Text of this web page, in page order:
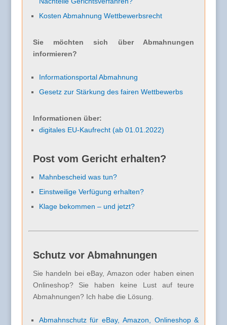
Kosten Abmahnung Wettbewerbsrecht
Sie möchten sich über Abmahnungen
informieren?
Informationsportal Abmahnung
Gesetz zur Stärkung des fairen Wettbewerbs
Informationen über:
digitales EU-Kaufrecht (ab 01.01.2022)
Post vom Gericht erhalten?
Mahnbescheid was tun?
Einstweilige Verfügung erhalten?
Klage bekommen – und jetzt?
Schutz vor Abmahnungen
Sie handeln bei eBay, Amazon oder haben einen
Onlineshop? Sie haben keine Lust auf teure
Abmahnungen? Ich habe die Lösung.
Abmahnschutz für eBay, Amazon, Onlineshop &